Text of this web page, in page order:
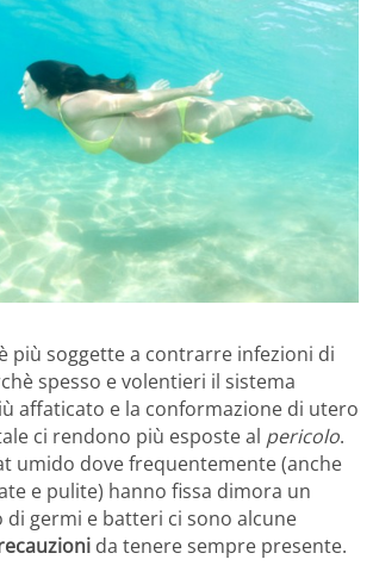
più soggette a contrarre infezioni di
spesso e volentieri il sistema
affaticato e la conformazione di utero
ci rendono più esposte al pericolo.
umido dove frequentemente (anche
e pulite) hanno fissa dimora un
germi e batteri ci sono alcune
da tenere sempre presente.